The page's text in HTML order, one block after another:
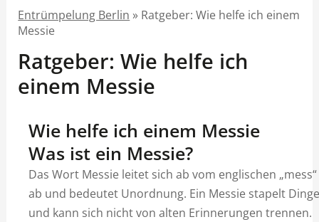
Entrümpelung Berlin » Ratgeber: Wie helfe ich einem
Messie
Ratgeber: Wie helfe ich
einem Messie
Wie helfe ich einem Messie
Was ist ein Messie?
Das Wort Messie leitet sich ab vom englischen „mess“
ab und bedeutet Unordnung. Ein Messie stapelt Dinge
und kann sich nicht von alten Erinnerungen trennen.